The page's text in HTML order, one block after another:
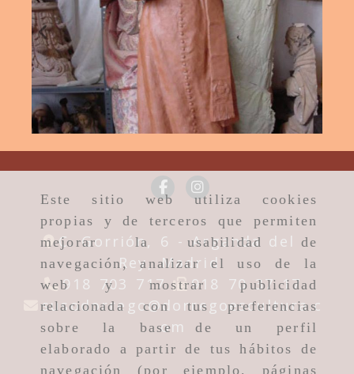
Este sitio web utiliza cookies
propias y de terceros que permiten
mejorar la usabilidad de
navegación, analizar el uso de la
web y mostrar publicidad
relacionada con tus preferencias
sobre la base de un perfil
elaborado a partir de tus hábitos de
navegación (por ejemplo, páginas
C. Gorrión, 6 -Arganda del
Rey,Madrid
918 703 717
918 70 37 17
susodorrego
dorregoescultura.c
om
susodorrego